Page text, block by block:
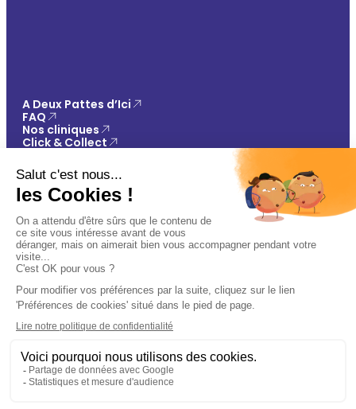
A Deux Pattes d’Ici
FAQ
Nos cliniques
Click & Collect
Vos avantages
Conseils
Paiement 100% sécurisé
Politique de confidentialité
Conditions générales de vente
Gestions des cookies
Plan du site